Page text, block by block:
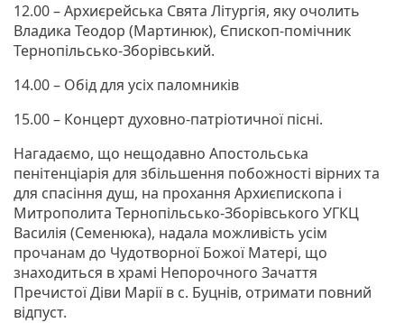
12.00 – Архиєрейська Свята Літургія, яку очолить
Владика Теодор (Мартинюк), Єпископ-помічник
Тернопільсько-Зборівський.
14.00 – Обід для усіх паломників
15.00 – Концерт духовно-патріотичної пісні.
Нагадаємо, що нещодавно Апостольська
пенітенціарія для збільшення побожності вірних та
для спасіння душ, на прохання Архиєпископа і
Митрополита Тернопільсько-Зборівського УГКЦ
Василія (Семенюка), надала можливість усім
прочанам до Чудотворної Божої Матері, що
знаходиться в храмі Непорочного Зачаття
Пречистої Діви Марії в с. Буцнів, отримати повний
відпуст.